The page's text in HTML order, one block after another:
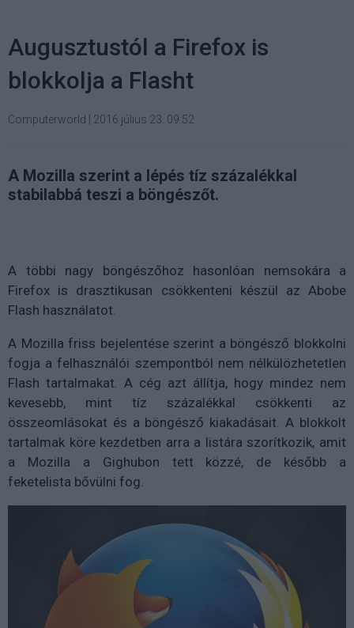
Augusztustól a Firefox is
blokkolja a Flasht
Computerworld 2016 július 23. 09:52
A Mozilla szerint a lépés tíz százalékkal
stabilabbá teszi a böngészőt.
A többi nagy böngészőhoz hasonlóan nemsokára a
Firefox is drasztikusan csökkenteni készül az Abobe
Flash használatot.
A Mozilla friss bejelentése szerint a böngésző blokkolni
fogja a felhasználói szempontból nem nélkülözhetetlen
Flash tartalmakat. A cég azt állítja, hogy mindez nem
kevesebb, mint tíz százalékkal csökkenti az
összeomlásokat és a böngésző kiakadásait. A blokkolt
tartalmak köre kezdetben arra a listára szorítkozik, amit
a Mozilla a Gighubon tett közzé, de később a
feketelista bővülni fog.